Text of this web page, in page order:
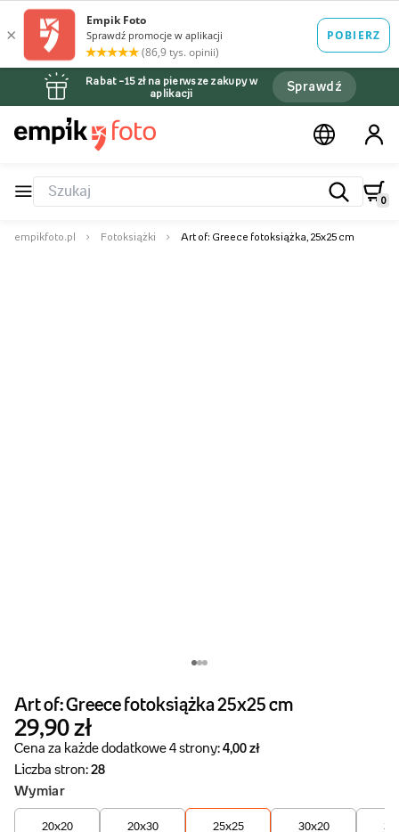
Rabat –15 zł na pierwsze zakupy w
aplikacji
Sprawdź
0
empikfoto.pl Fotoksiążki Art of: Greece fotoksiążka, 25x25 cm